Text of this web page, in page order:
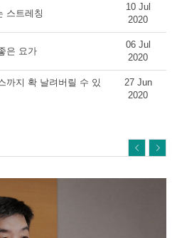
스트레칭
10 Jul
2020
은 요가
06 Jul
2020
까지 확 날려버릴 수 있
27 Jun
2020